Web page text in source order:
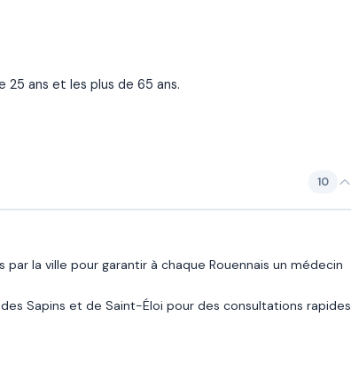
ans et les plus de 65 ans.
10
la ville pour garantir à chaque Rouennais un médecin
Sapins et de Saint-Éloi pour des consultations rapides